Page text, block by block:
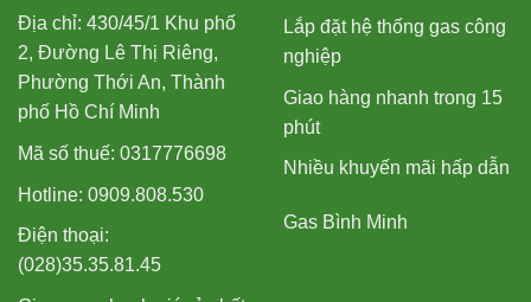
Địa chỉ: 430/45/1 Khu phố
2, Đường Lê Thị Riêng,
Phường Thới An, Thành
phố Hồ Chí Minh
Mã số thuế: 0317776698
Hotline: 0909.808.530
Điện thoại:
(028)35.35.81.45
Lắp đặt hệ thống gas công
nghiệp
Giao hàng nhanh trong 15
phút
Nhiều khuyến mãi hấp dẫn
Gas Bình Minh